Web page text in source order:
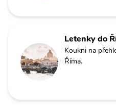
Letenky do
Koukni na
Říma.